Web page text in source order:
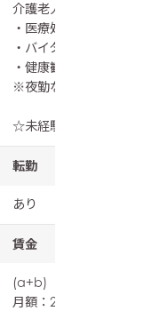
介護老人保健施設におけ
・医療処置
・バイタルチェック・投
・健康観察・診療の補助
※夜勤なし
☆未経験の方、ブランク
転勤
あり
賃金
(a+b)
月額：205,000円〜